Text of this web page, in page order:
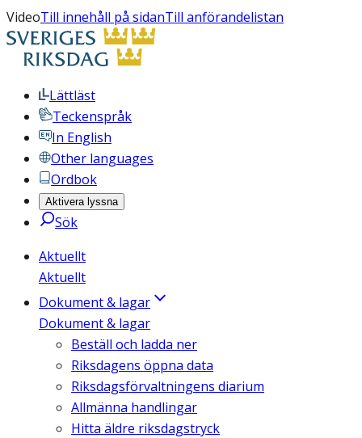
VideoTill innehåll på sidanTill anförandelistan
Lättläst
Teckenspråk
In English
Other languages
Ordbok
Aktivera lyssna
Sök
Aktuellt
Aktuellt
Dokument & lagar
Dokument & lagar
Beställ och ladda ner
Riksdagens öppna data
Riksdagsförvaltningens diarium
Allmänna handlingar
Hitta äldre riksdagstryck